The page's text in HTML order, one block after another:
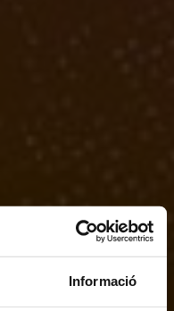
Informació